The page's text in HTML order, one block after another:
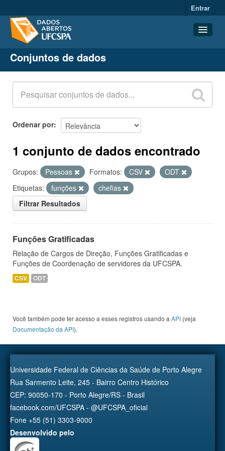
Entrar
Conjuntos de dados
Organizações
Grupos
Sobre
Conjuntos de dados
Ordenar por
1 conjunto de dados encontrado
Grupos: Pessoas Formatos: CSV
ODT
Etiquetas:
funções
chefias
Filtrar Resultados
Funções Gratificadas
Relação de Cargos de Direção, Funções Gratificadas e
Funções de Coordenação de servidores da UFCSPA.
CSV ODT
Você também pode ter acesso a esses registros usando a API (veja
Documentação da API).
Universidade Federal de Ciências da Saúde de Porto Alegre
Rua Sarmento Leite, 245 - Bairro Centro Histórico
CEP: 90050-170 - Porto Alegre/RS - Brasil
facebook.com/UFCSPA - @UFCSPA_oficial
Fone +55 (51) 3303-9000
Desenvolvido pelo